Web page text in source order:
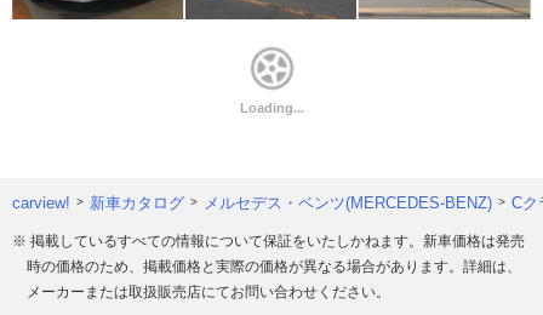
carview! 新車カタログ メルセデス・ベンツ(MERCEDES-BENZ) Cク
※ 掲載しているすべての情報について保証をいたしかねます。新車価格は発売
時の価格のため、掲載価格と実際の価格が異なる場合があります。詳細は、
メーカーまたは取扱販売店にてお問い合わせください。